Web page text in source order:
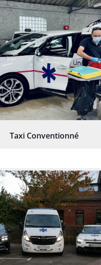
Taxi Conventionné
Deschamps
30 janvier 2025
satisfait du transport,
tout s’est bien déroulé.
Chauffeur à l’écoute et
patient.